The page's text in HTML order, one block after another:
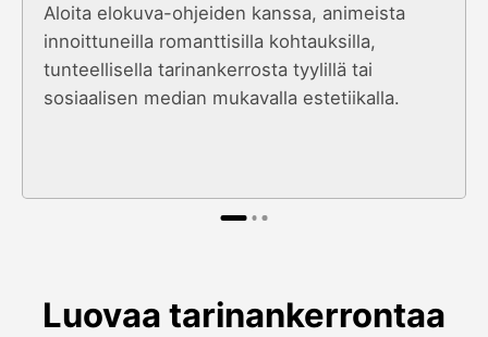
Aloita elokuva-ohjeiden kanssa, animeista
innoittuneilla romanttisilla kohtauksilla,
tunteellisella tarinankerrosta tyylillä tai
sosiaalisen median mukavalla estetiikalla.
Luovaa tarinankerrontaa